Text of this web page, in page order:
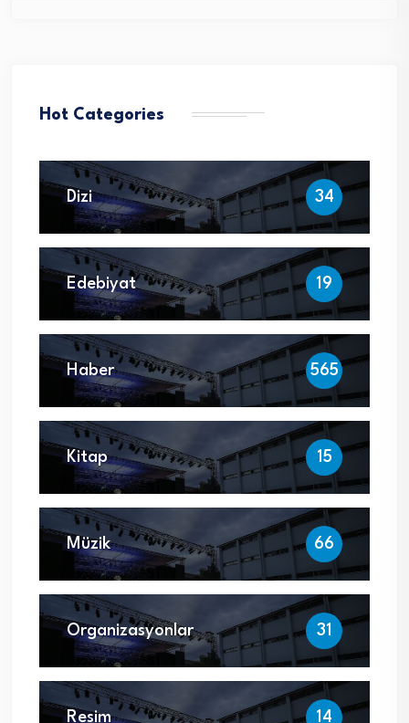
Hot Categories
Dizi 34
Edebiyat 19
Haber 565
Kitap 15
Müzik 66
Organizasyonlar 31
Resim 14